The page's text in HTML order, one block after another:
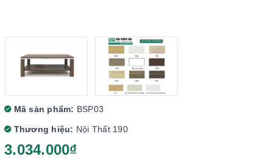
Mã sản phẩm: BSP03
Thương hiệu: Nội Thất 190
3.034.000₫